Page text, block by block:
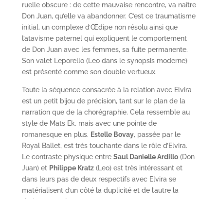
ruelle obscure : de cette mauvaise rencontre, va naître
Don Juan, qu’elle va abandonner. C’est ce traumatisme
initial, un complexe d’Œdipe non résolu ainsi que
l’atavisme paternel qui expliquent le comportement
de Don Juan avec les femmes, sa fuite permanente.
Son valet Leporello (Leo dans le synopsis moderne)
est présenté comme son double vertueux.
Toute la séquence consacrée à la relation avec Elvira
est un petit bijou de précision, tant sur le plan de la
narration que de la chorégraphie. Cela ressemble au
style de Mats Ek, mais avec une pointe de
romanesque en plus. Estelle Bovay, passée par le
Royal Ballet, est très touchante dans le rôle d’Elvira.
Le contraste physique entre Saul Danielle Ardillo(Don
Juan) et Philippe Kratz(Leo) est très intéressant et
dans leurs pas de deux respectifs avec Elvira se
matérialisent d’un côté la duplicité et de l’autre la